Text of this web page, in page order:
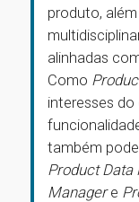
produto,
alinhadas
Como
interesses
também
Product Data
Managere